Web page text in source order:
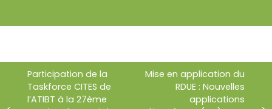
Participation de la
Taskforce CITES de
l’ATIBT à la 27ème
Mise en application du
RDUE : Nouvelles
applications